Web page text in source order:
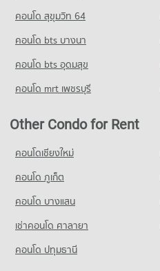
คอนโด สุขุมวิท 64
คอนโด bts บางนา
คอนโด bts อุดมสุข
คอนโด mrt เพชรบุรี
Other Condo for Rent
คอนโดเชียงใหม่
คอนโด ภูเก็ต
คอนโด บางแสน
เช่าคอนโด ศาลายา
คอนโด ปทุมธานี